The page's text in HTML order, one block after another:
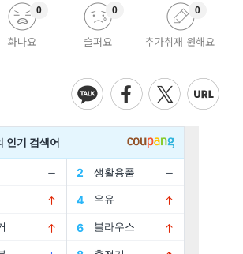
화나요
0
슬퍼요
0
추가취재 원해요
0